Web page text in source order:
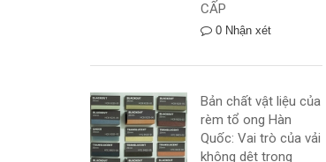
CẤP
0 Nhận xét
Bản chất vật liệu của
rèm tổ ong Hàn
Quốc: Vai trò của vải
không dệt trong